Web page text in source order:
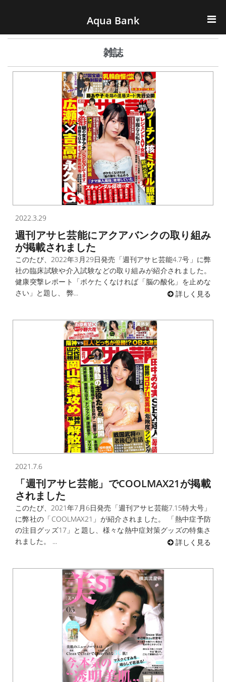
Aqua Bank
TOP
KENCOS・eye-cos
Water Server
COOLIC
環境事業
会社概要
雑誌
2022.3.29
週刊アサヒ芸能にアクアバンクの取り組み
が掲載されました
このたび、2022年3月29日発売「週刊アサヒ芸能4.7号」に弊
社の臨床試験や介入試験などの取り組みが紹介されました。
健康突撃レポート「ボケたくなければ「脳の酸化」を止めな
さい」と題し、 弊...
詳しく見る
2021.7.6
「週刊アサヒ芸能」でCOOLMAX21が掲載
されました
このたび、2021年7月6日発売「週刊アサヒ芸能7.15特大号」
に弊社の「COOLMAX21」が紹介されました。 「熱中症予防
の注目グッズ17」と題し、様々な熱中症対策グッズの特集さ
れました。 ...
詳しく見る